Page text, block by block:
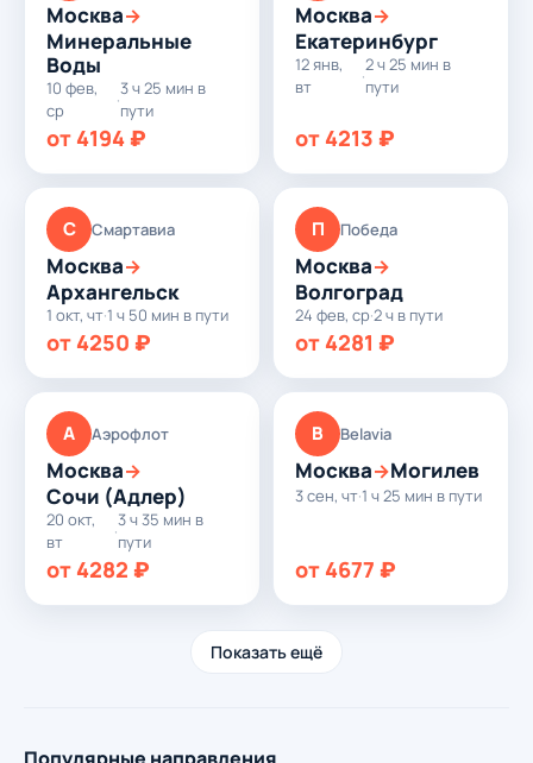
Москва→
Минеральные
Воды
10 фев,
ср
·
3 ч 25 мин в
пути
от 4194 ₽
Москва→
Екатеринбург
12 янв,
вт
·
2 ч 25 мин в
пути
от 4213 ₽
С Смартавиа
Москва→
Архангельск
1 окт, чт·1 ч 50 мин в пути
от 4250 ₽
П Победа
Москва→
Волгоград
24 фев, ср·2 ч в пути
от 4281 ₽
А Аэрофлот
Москва→
Сочи (Адлер)
20 окт,
вт
·
3 ч 35 мин в
пути
от 4282 ₽
B Belavia
Москва→Могилев
3 сен, чт·1 ч 25 мин в пути
от 4677 ₽
Показать ещё